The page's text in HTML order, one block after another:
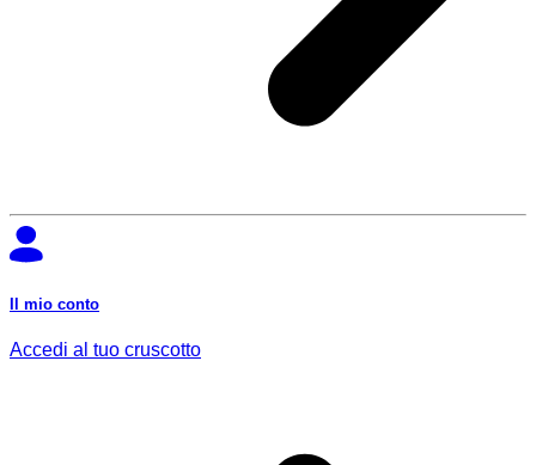
Il mio conto
Accedi al tuo cruscotto